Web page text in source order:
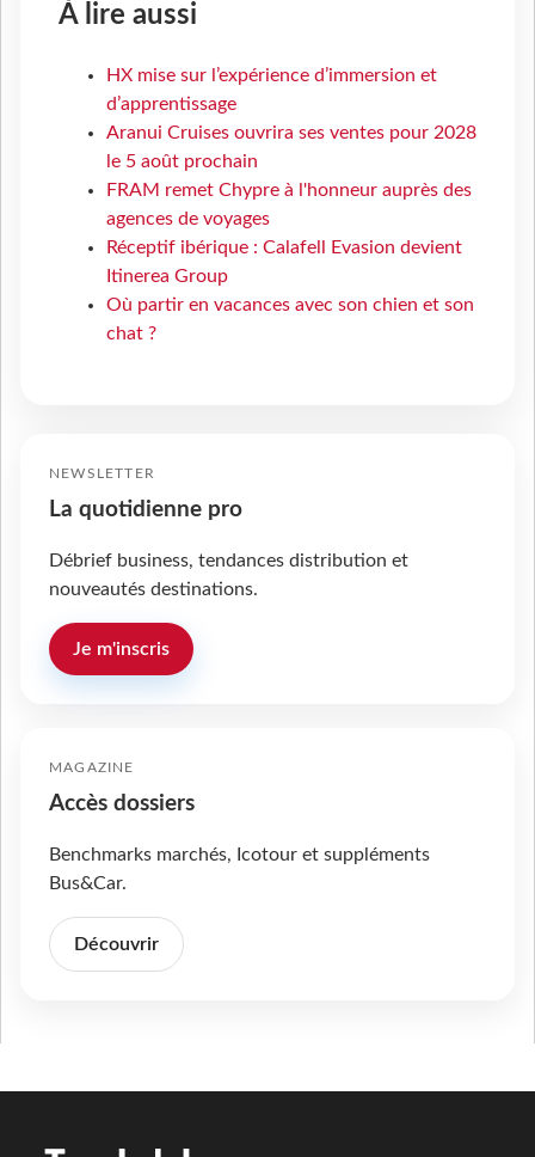
À lire aussi
HX mise sur l’expérience d’immersion et
d’apprentissage
Aranui Cruises ouvrira ses ventes pour 2028
le 5 août prochain
FRAM remet Chypre à l'honneur auprès des
agences de voyages
Réceptif ibérique : Calafell Evasion devient
Itinerea Group
Où partir en vacances avec son chien et son
chat ?
NEWSLETTER
La quotidienne pro
Débrief business, tendances distribution et
nouveautés destinations.
Je m'inscris
MAGAZINE
Accès dossiers
Benchmarks marchés, Icotour et suppléments
Bus&Car.
Découvrir